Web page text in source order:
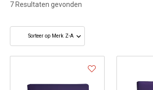
7 Resultaten gevonden